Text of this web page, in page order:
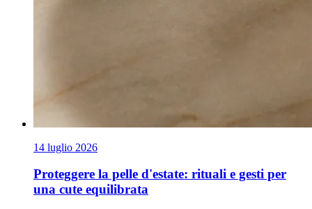
14 luglio 2026
Proteggere la pelle d'estate: rituali e gesti per
una cute equilibrata